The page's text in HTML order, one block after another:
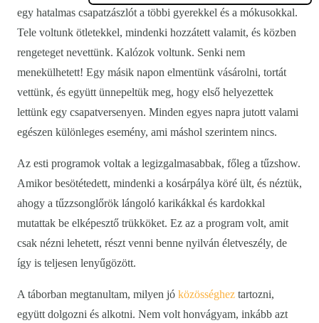
egy hatalmas csapatzászlót a többi gyerekkel és a mókusokkal.
Tele voltunk ötletekkel, mindenki hozzátett valamit, és közben
rengeteget nevettünk. Kalózok voltunk. Senki nem
menekülhetett! Egy másik napon elmentünk vásárolni, tortát
vettünk, és együtt ünnepeltük meg, hogy első helyezettek
lettünk egy csapatversenyen. Minden egyes napra jutott valami
egészen különleges esemény, ami máshol szerintem nincs.
Az esti programok voltak a legizgalmasabbak, főleg a tűzshow.
Amikor besötétedett, mindenki a kosárpálya köré ült, és néztük,
ahogy a tűzzsonglőrök lángoló karikákkal és kardokkal
mutattak be elképesztő trükköket. Ez az a program volt, amit
csak nézni lehetett, részt venni benne nyilván életveszély, de
így is teljesen lenyűgözött.
A táborban megtanultam, milyen jó közösséghez tartozni,
együtt dolgozni és alkotni. Nem volt honvágyam, inkább azt